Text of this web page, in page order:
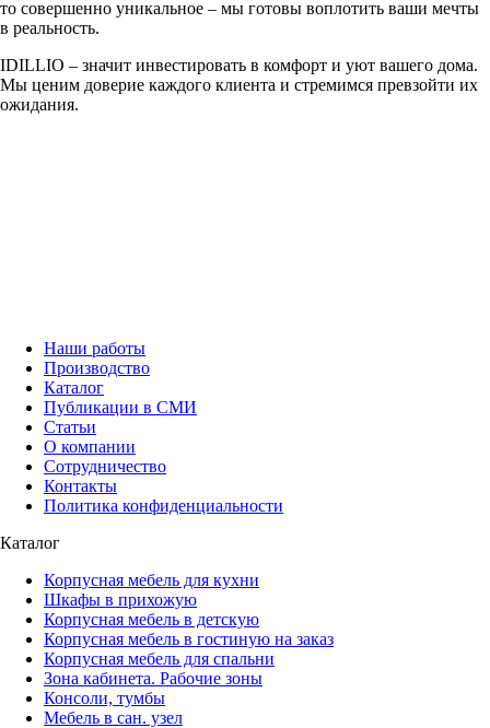
то совершенно уникальное – мы готовы воплотить ваши мечты
в реальность.
IDILLIO – значит инвестировать в комфорт и уют вашего дома.
Мы ценим доверие каждого клиента и стремимся превзойти их
ожидания.
Наши работы
Производство
Каталог
Публикации в СМИ
Статьи
О компании
Сотрудничество
Контакты
Политика конфиденциальности
Каталог
Корпусная мебель для кухни
Шкафы в прихожую
Корпусная мебель в детскую
Корпусная мебель в гостиную на заказ
Корпусная мебель для спальни
Зона кабинета. Рабочие зоны
Консоли, тумбы
Мебель в сан. узел